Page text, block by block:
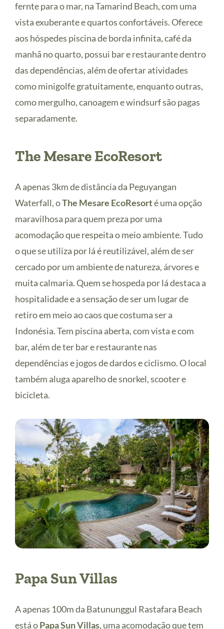
fernte para o mar, na Tamarind Beach, com uma
vista exuberante e quartos confortáveis. Oferece
aos hóspedes piscina de borda infinita, café da
manhã no quarto, possui bar e restaurante dentro
das dependências, além de ofertar atividades
como minigolfe gratuitamente, enquanto outras,
como mergulho, canoagem e windsurf são pagas
separadamente.
The Mesare EcoResort
A apenas 3km de distância da Peguyangan
Waterfall, oThe Mesare EcoResorté uma opção
maravilhosa para quem preza por uma
acomodação que respeita o meio ambiente. Tudo
o que se utiliza por lá é reutilizável, além de ser
cercado por um ambiente de natureza, árvores e
muita calmaria. Quem se hospeda por lá destaca a
hospitalidade e a sensação de ser um lugar de
retiro em meio ao caos que costuma ser a
Indonésia. Tem piscina aberta, com vista e com
bar, além de ter bar e restaurante nas
dependências e jogos de dardos e ciclismo. O local
também aluga aparelho de snorkel, scooter e
bicicleta.
Papa Sun Villas
A apenas 100m da Batununggul Rastafara Beach
está oPapa Sun Villas, uma acomodação que tem